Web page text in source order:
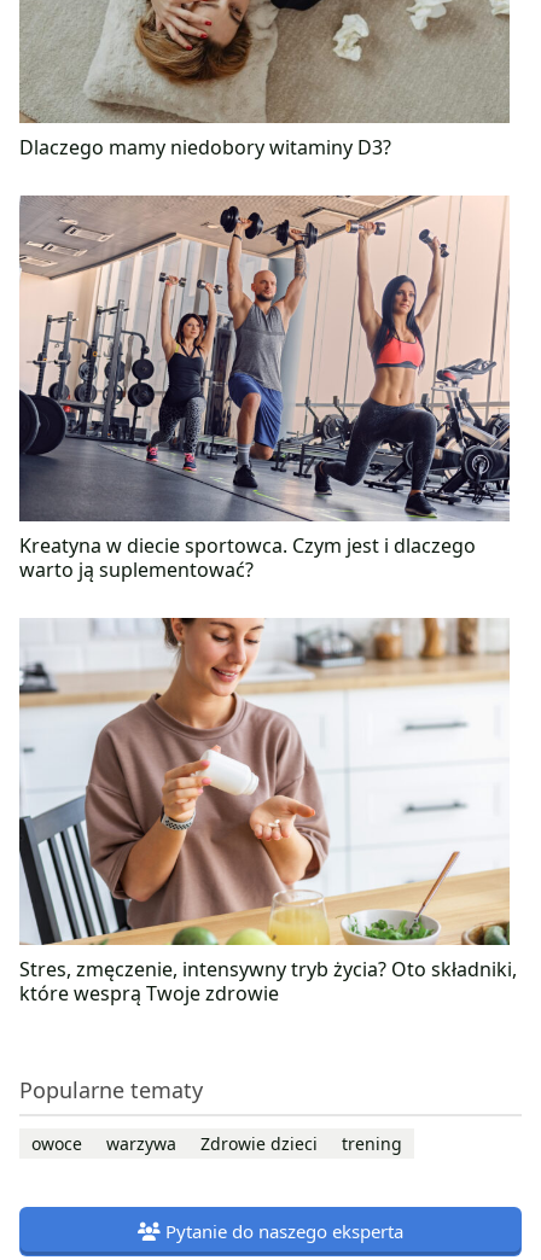
Dlaczego mamy niedobory witaminy D3?
Kreatyna w diecie sportowca. Czym jest i dlaczego
warto ją suplementować?
Stres, zmęczenie, intensywny tryb życia? Oto składniki,
które wesprą Twoje zdrowie
Popularne tematy
owoce warzywa Zdrowie dzieci trening
Pytanie do naszego eksperta